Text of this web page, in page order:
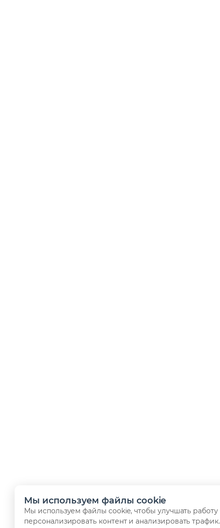
Мы используем файлы cookie
Мы используем файлы cookie, чтобы улучшать работу
персонализировать контент и анализировать